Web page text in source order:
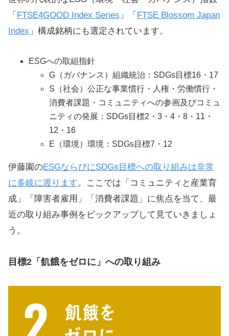
「 FTSE4GOOD Index Series 」「 FTSE Blossom Japan
Index 」構成銘柄にも選定されています。
ESGへの取組指針
G（ガバナンス）組織統治：SDGs目標16・17
S（社会）公正な事業慣行・人権・労働慣行・
消費者課題・コミュニティへの参画及びコミュ
ニティの発展：SDGs目標2・3・4・8・11・
12・16
E（環境）環境：SDGs目標7・12
伊藤園のESGならびにSDGs目標への取り組みは非常
に多岐に渡ります。ここでは「コミュニティと産業育
成」「障害者雇用」「消費者課題」に焦点を当て、最
近の取り組み事例をピックアップして見ていきましょ
う。
目標2「飢餓をゼロに」への取り組み